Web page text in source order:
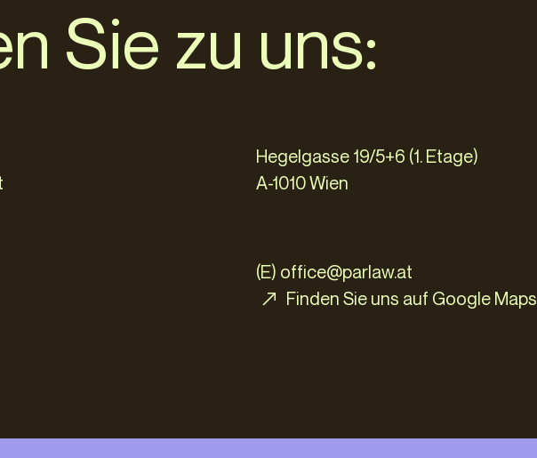
Sie zu uns:
Hegelgasse 19/5+6 (1. Etage)
A-1010 Wien
(E) office@parlaw.at
Finden Sie uns auf Google Maps